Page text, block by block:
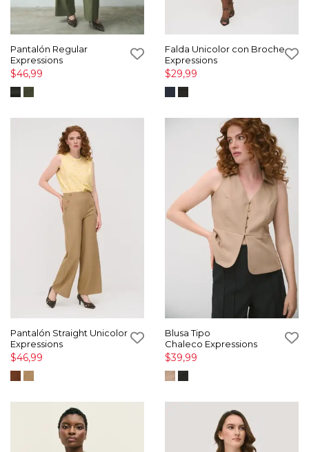
Pantalón Regular
Expressions
$46,99
Falda Unicolor con Broche
Expressions
$29,99
Pantalón Straight Unicolor
Expressions
$46,99
Blusa Tipo
Chaleco Expressions
$39,99